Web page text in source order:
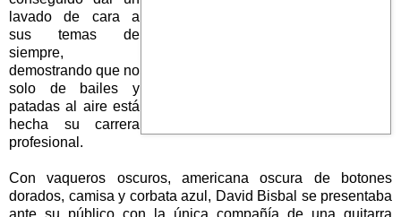
lavado de cara a
sus temas de
siempre,
demostrando que no
solo de bailes y
patadas al aire está
hecha su carrera
profesional.
Con vaqueros oscuros, americana oscura de botones
dorados, camisa y corbata azul, David Bisbal se presentaba